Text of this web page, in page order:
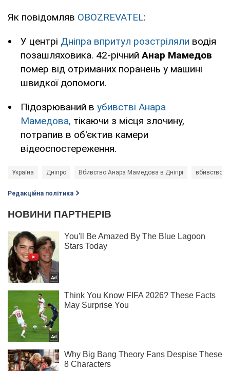
Як повідомляв OBOZREVATEL:
У центрі Дніпра впритул розстріляли водія
позашляховика. 42-річний Анар Мамедов
помер від отриманих поранень у машині
швидкої допомоги.
Підозрюваний в убивстві Анара
Мамедова, тікаючи з місця злочину,
потрапив в об'єктив камери
відеоспостереження.
Україна Дніпро Вбивство Анара Мамедова в Дніпрі вбивство
Редакційна політика